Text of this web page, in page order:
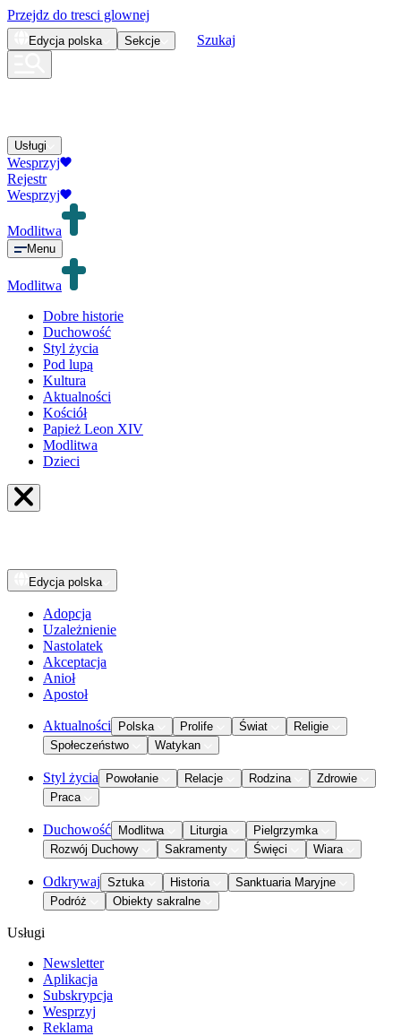
Przejdz do tresci glownej
Edycja polska Sekcje Szukaj
Usługi
Wesprzyj
Rejestr
Wesprzyj
Modlitwa
Menu
Modlitwa
Dobre historie
Duchowość
Styl życia
Pod lupą
Kultura
Aktualności
Kościół
Papież Leon XIV
Modlitwa
Dzieci
Edycja polska
Adopcja
Uzależnienie
Nastolatek
Akceptacja
Anioł
Apostoł
Aktualności Polska Prolife Świat
Religie
Społeczeństwo
Watykan
Styl życia Powołanie Relacje Rodzina
Zdrowie
Praca
Duchowość Modlitwa Liturgia
Pielgrzymka
Rozwój Duchowy
Sakramenty Święci Wiara
Odkrywaj Sztuka Historia
Sanktuaria Maryjne
Podróż
Obiekty sakralne
Usługi
Newsletter
Aplikacja
Subskrypcja
Wesprzyj
Reklama